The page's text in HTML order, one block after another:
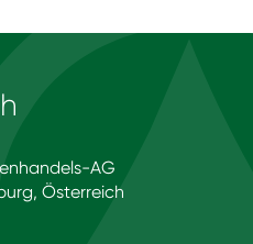
AG
Österreich